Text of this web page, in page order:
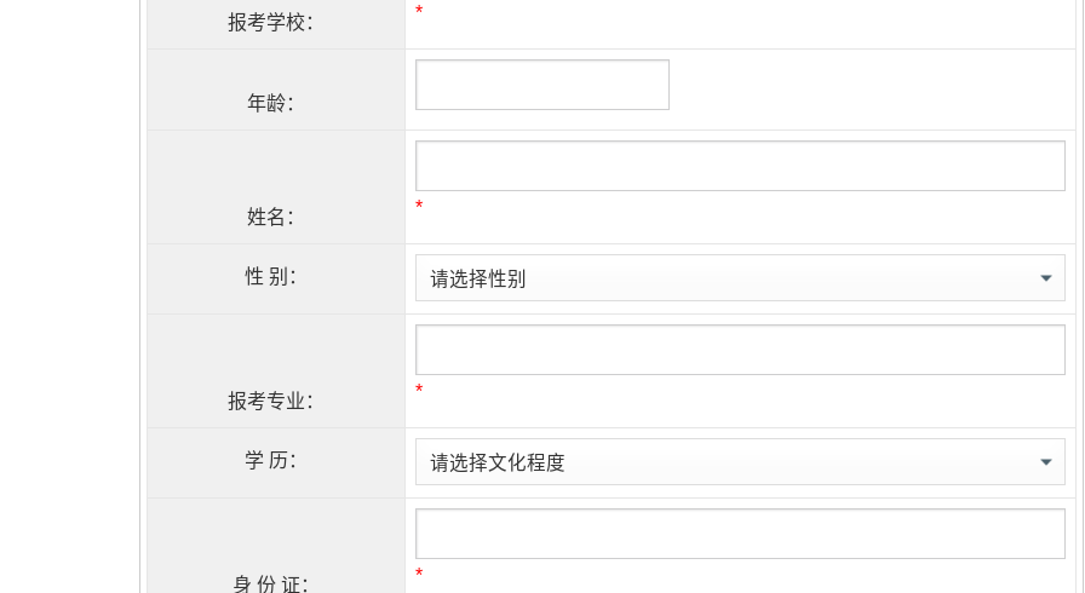
报考学校： *
年龄：
姓名： *
性 别：
报考专业： *
学 历：
身 份 证： *